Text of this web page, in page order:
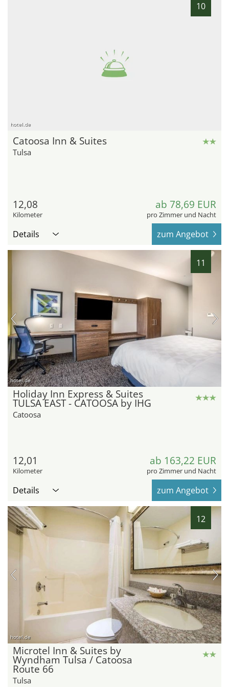
10
hotel.de
Catoosa Inn & Suites
Tulsa
12,08
Kilometer
ab 78,69 EUR
pro Zimmer und Nacht
Details zum Angebot
11
hotel.de
Holiday Inn Express & Suites
TULSA EAST - CATOOSA by IHG
Catoosa
12,01
Kilometer
ab 163,22 EUR
pro Zimmer und Nacht
Details zum Angebot
12
hotel.de
Microtel Inn & Suites by
Wyndham Tulsa / Catoosa
Route 66
Tulsa